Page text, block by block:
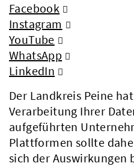
Facebook
Instagram
YouTube
WhatsApp
LinkedIn
Der Landkreis Peine
Verarbeitung Ihrer
aufgeführten
Plattformen sollte
sich der Auswirkungen